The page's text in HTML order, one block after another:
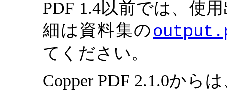
PDF 1.4以前では、使
細は資料集の
てください。
Copper PDF 2.1.0から